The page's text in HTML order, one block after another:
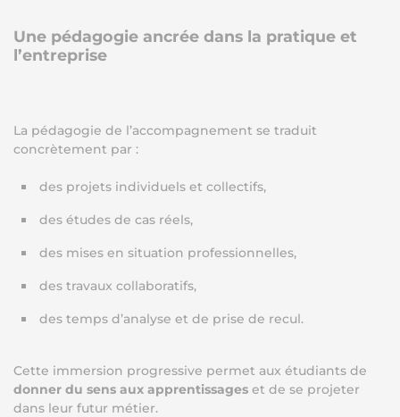
Une pédagogie ancrée dans la pratique et
l’entreprise
La pédagogie de l’accompagnement se traduit
concrètement par :
des projets individuels et collectifs,
des études de cas réels,
des mises en situation professionnelles,
des travaux collaboratifs,
des temps d’analyse et de prise de recul.
Cette immersion progressive permet aux étudiants de
donner du sens aux apprentissages et de se projeter
dans leur futur métier.